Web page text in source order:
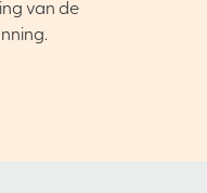
van de